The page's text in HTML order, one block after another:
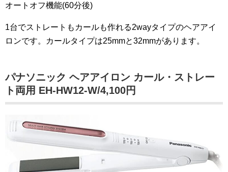
オートオフ機能(60分後)
1台でストレートもカールも作れる2wayタイプのヘアアイ
ロンです。カールタイプは25mmと32mmがあります。
パナソニック ヘアアイロン カール・ストレー
ト両用 EH-HW12-W/4,100円